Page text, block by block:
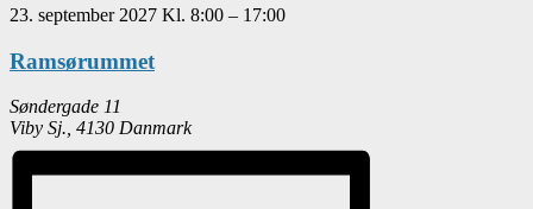
23. september 2027 Kl. 8:00 – 17:00
Ramsørummet
Søndergade 11
Viby Sj. 4130 Danmark